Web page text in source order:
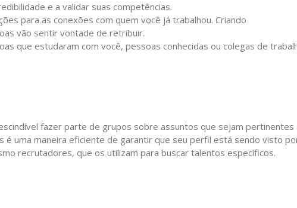
e a validar suas competências.
para as conexões com quem você já trabalhou. Criando
vão sentir vontade de retribuir.
que estudaram com você, pessoas conhecidas ou colegas de
fazer parte de grupos sobre assuntos que sejam pertinentes
é uma maneira eficiente de garantir que seu perfil está sendo visto
recrutadores, que os utilizam para buscar talentos específicos.